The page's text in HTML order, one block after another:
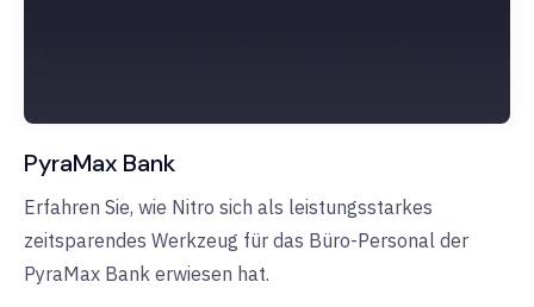
PyraMax Bank
Erfahren Sie, wie Nitro sich als leistungsstarkes
zeitsparendes Werkzeug für das Büro-Personal der
PyraMax Bank erwiesen hat.